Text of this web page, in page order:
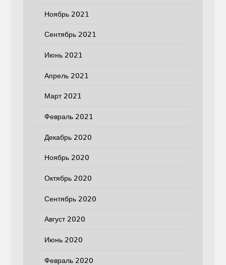
Ноябрь 2021
Сентябрь 2021
Июнь 2021
Апрель 2021
Март 2021
Февраль 2021
Декабрь 2020
Ноябрь 2020
Октябрь 2020
Сентябрь 2020
Август 2020
Июнь 2020
Февраль 2020